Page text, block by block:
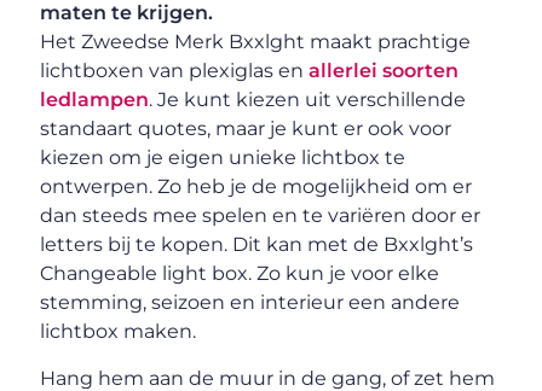
maten te krijgen.
Het Zweedse Merk Bxxlght maakt prachtige
lichtboxen van plexiglas enallerlei soorten
ledlampen. Je kunt kiezen uit verschillende
standaart quotes, maar je kunt er ook voor
kiezen om je eigen unieke lichtbox te
ontwerpen. Zo heb je de mogelijkheid om er
dan steeds mee spelen en te variëren door er
letters bij te kopen. Dit kan met de Bxxlght’s
Changeable light box. Zo kun je voor elke
stemming, seizoen en interieur een andere
lichtbox maken.
Hang hem aan de muur in de gang, of zet hem